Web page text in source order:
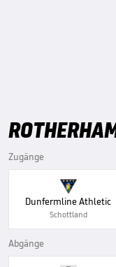
Zugänge
Dunfermline Athletic
Schottland
Abgänge